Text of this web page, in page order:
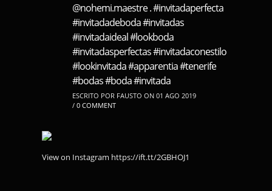
@nohemi.maestre . #invitadaperfecta
#invitadadeboda #invitadas
#invitadaideal #lookboda
#invitadasperfectas #invitadaconestilo
#lookinvitada #apparentia #tenerife
#bodas #boda #invitada
ESCRITO POR FAUSTO ON 01 AGO 2019
/ 0 COMMENT
View on Instagram https://ift.tt/2GBHOJ1